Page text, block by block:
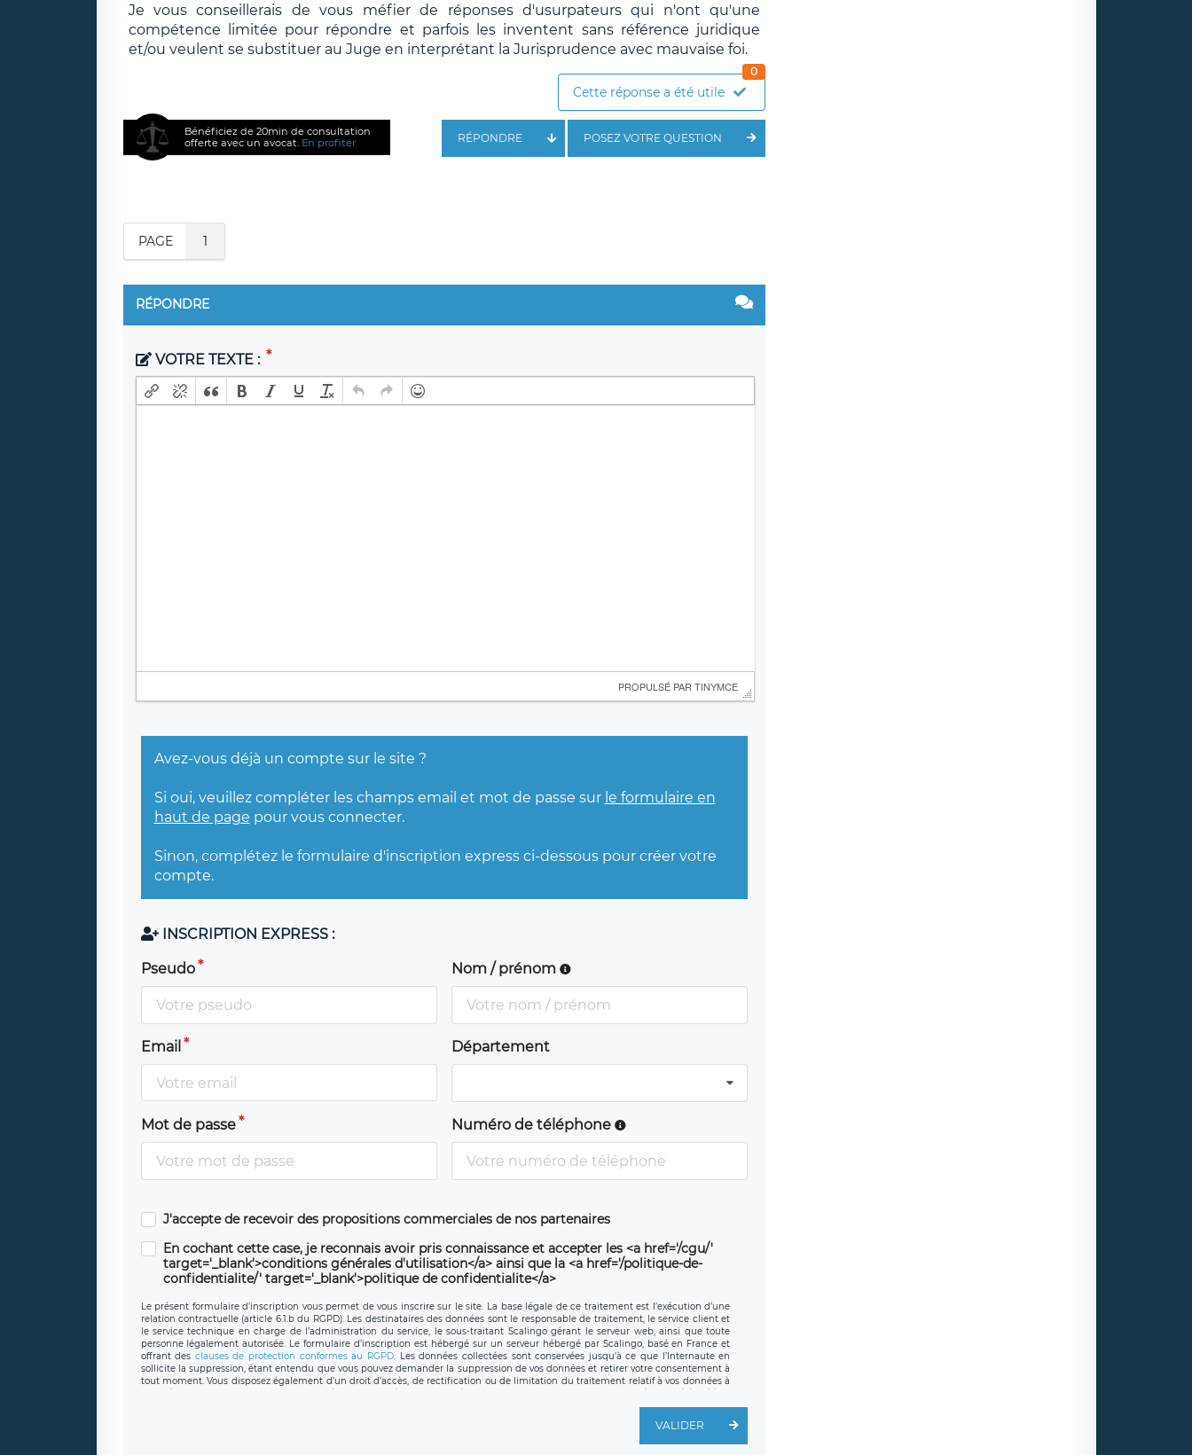
Je vous conseillerais de vous méfier de réponses d'usurpateurs qui n'ont qu'une
compétence limitée pour répondre et parfois les inventent sans référence juridique
et/ou veulent se substituer au Juge en interprétant la Jurisprudence avec mauvaise foi.
Cette réponse a été utile
0
Bénéficiez de 20min de consultation
offerte avec un avocat. En profiter POSEZ VOTRE QUESTION
RÉPONDRE
PAGE 1
RÉPONDRE
VOTRE TEXTE :
PROPULSÉ PAR TINYMCE
Avez-vous déjà un compte sur le site ?
Si oui, veuillez compléter les champs email et mot de passe sur le formulaire en
haut de page pour vous connecter.
Sinon, complétez le formulaire d'inscription express ci-dessous pour créer votre
compte.
INSCRIPTION EXPRESS :
Pseudo Nom / prénom
Email Département
Mot de passe Numéro de téléphone
J'accepte de recevoir des propositions commerciales de nos partenaires
En cochant cette case, je reconnais avoir pris connaissance et accepter les <a href='/cgu/'
target='_blank'>conditions générales d'utilisation</a> ainsi que la <a href='/politique-de-
confidentialite/' target='_blank'>politique de confidentialite</a>
Le présent formulaire d’inscription vous permet de vous inscrire sur le site. La base légale de ce traitement est l’exécution d’une
relation contractuelle (article 6.1.b du RGPD). Les destinataires des données sont le responsable de traitement, le service client et
le service technique en charge de l’administration du service, le sous-traitant Scalingo gérant le serveur web, ainsi que toute
personne légalement autorisée. Le formulaire d’inscription est hébergé sur un serveur hébergé par Scalingo, basé en France et
offrant des clauses de protection conformes au RGPD. Les données collectées sont conservées jusqu’à ce que l’Internaute en
sollicite la suppression, étant entendu que vous pouvez demander la suppression de vos données et retirer votre consentement à
tout moment. Vous disposez également d’un droit d’accès, de rectification ou de limitation du traitement relatif à vos données à
caractère personnel, ainsi que d’un droit à la portabilité de vos données. Vous pouvez exercer ces droits auprès du délégué à la
protection des données de LÉGAVOX qui exerce au siège social de LÉGAVOX et est joignable à l’adresse mail suivante :
joignable à l’adresse mail : responsabledetraitement@legavox.fr. Vous avez également le droit d’introduire une réclamation
VALIDER